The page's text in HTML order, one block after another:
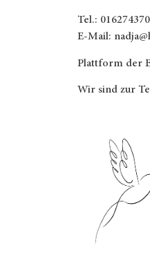
Tel.:
E-Mail:
Plattform der
Wir sind zur